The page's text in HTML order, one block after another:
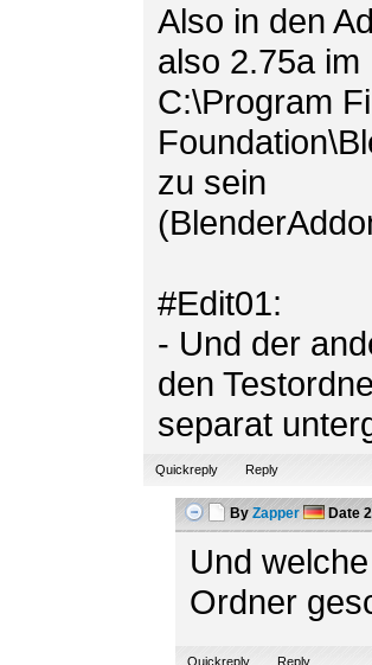
Also in den
also 2.75a
C:\Program
zu sein
#Edit01:
- Und der
den
separat
Quickreply Reply
By Zapper Date
Und
Ordner
Quickreply Reply